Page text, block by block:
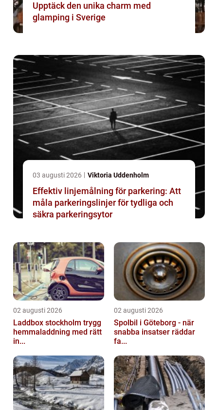
Upptäck den unika charm med
glamping i Sverige
03 augusti 2026 Viktoria Uddenholm
Effektiv linjemålning för parkering: Att
måla parkeringslinjer för tydliga och
säkra parkeringsytor
02 augusti 2026
Laddbox stockholm trygg
hemmaladdning med rätt
in...
02 augusti 2026
Spolbil i Göteborg - när
snabba insatser räddar
fa...